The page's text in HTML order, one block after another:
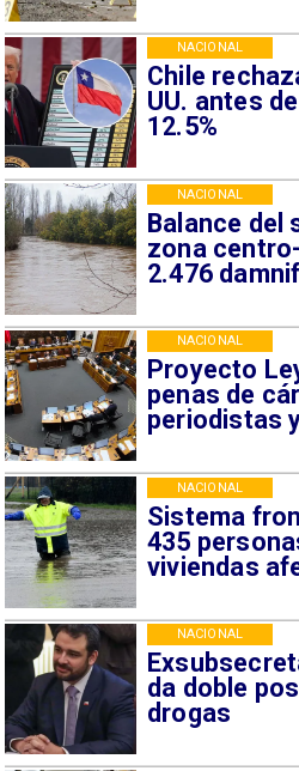
Chile
UU. antes
12.5%
NACIONAL
Balance del
zona
2.476
NACIONAL
Proyecto
penas de
periodistas
NACIONAL
Sistema
435
viviendas
NACIONAL
da doble
drogas
NACIONAL